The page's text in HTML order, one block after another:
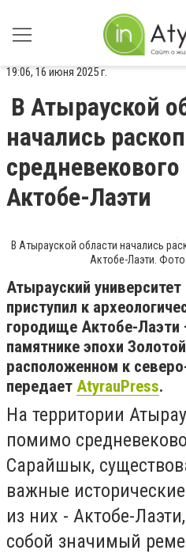
19:06, 16 июня 2025 г.
В Атырауской
начались
Актобе-Лаэти
В Атырауской области начались
Актобе-Лаэти.
Атырауский
приступил к
городище Актобе-Лаэти
памятнике эпохи
расположенном к
передает AtyrauPress.
На территории
помимо
Сарайшык,
важные
из них - Актобе-
собой значимый